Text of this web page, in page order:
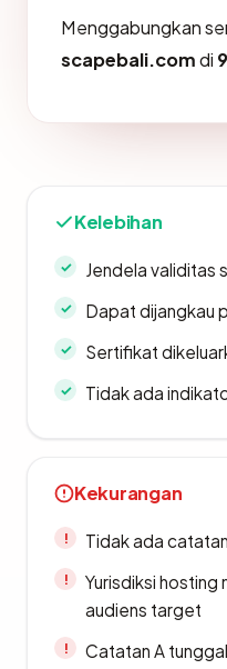
Menggabungkan
scapebali.comdi
Kelebihan
Jendela validitas
Dapat dijangkau
Sertifikat
Tidak ada
Kekurangan
Tidak ada
Yurisdiksi hosting
audiens target
Catatan A